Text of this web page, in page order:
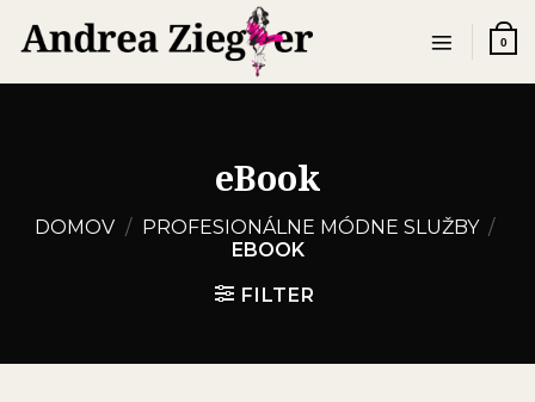
0
eBook
DOMOV / PROFESIONÁLNE MÓDNE SLUŽBY /
EBOOK
FILTER